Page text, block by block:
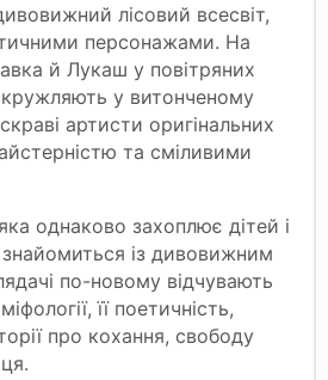
лісовий всесвіт,
персонажами. На
й Лукаш у повітряних
у витонченому
артисти оригінальних
та сміливими
однаково захоплює дітей і
із дивовижним
по-новому відчувають
її поетичність,
про кохання, свободу